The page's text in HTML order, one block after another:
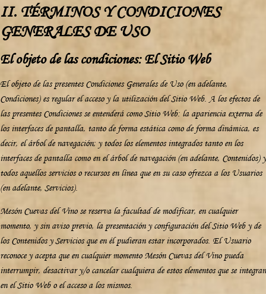
II. TÉRMINOS Y CONDICIONES
GENERALES DE USO
El objeto de las condiciones: El Sitio Web
El objeto de las presentes Condiciones Generales de Uso (en adelante,
Condiciones) es regular el acceso y la utilización del Sitio Web. A los efectos de
las presentes Condiciones se entenderá como Sitio Web: la apariencia externa de
los interfaces de pantalla, tanto de forma estática como de forma dinámica, es
decir, el árbol de navegación; y todos los elementos integrados tanto en los
interfaces de pantalla como en el árbol de navegación (en adelante, Contenidos) y
todos aquellos servicios o recursos en línea que en su caso ofrezca a los Usuarios
(en adelante, Servicios).
Mesón Cuevas del Vino se reserva la facultad de modificar, en cualquier
momento, y sin aviso previo, la presentación y configuración del Sitio Web y de
los Contenidos y Servicios que en él pudieran estar incorporados. El Usuario
reconoce y acepta que en cualquier momento Mesón Cuevas del Vino pueda
interrumpir, desactivar y/o cancelar cualquiera de estos elementos que se integran
en el Sitio Web o el acceso a los mismos.